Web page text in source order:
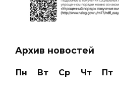
Архив новостей
Пн Вт Ср Чт Пт